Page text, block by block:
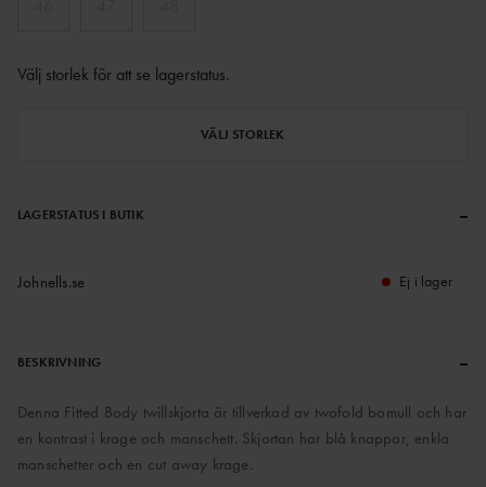
Välj storlek för att se lagerstatus.
VÄLJ STORLEK
LAGERSTATUS I BUTIK –
Johnells.se Ej i lager
BESKRIVNING –
Denna Fitted Body twillskjorta är tillverkad av twofold bomull och har
en kontrast i krage och manschett. Skjortan har blå knappar, enkla
manschetter och en cut away krage.